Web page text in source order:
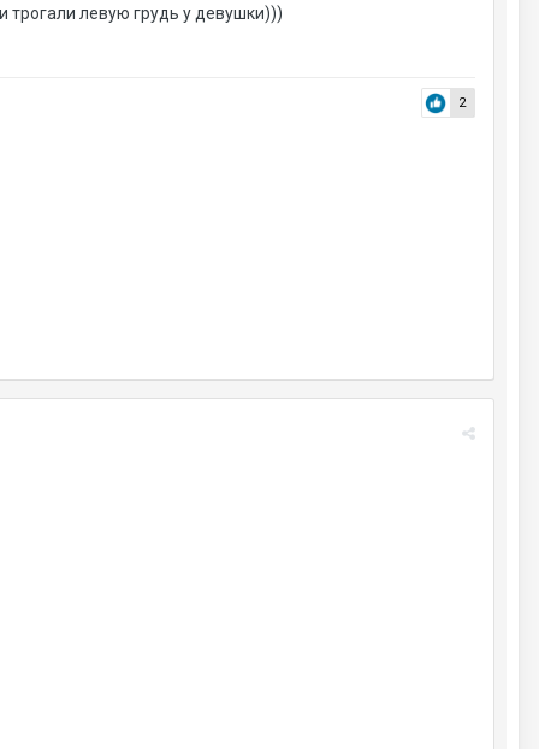
трогали левую грудь у девушки)))
2